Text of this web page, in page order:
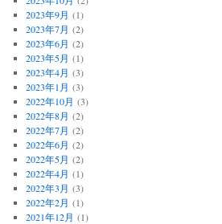
2023年9月 (1)
2023年7月 (2)
2023年6月 (2)
2023年5月 (1)
2023年4月 (3)
2023年1月 (3)
2022年10月 (3)
2022年8月 (2)
2022年7月 (2)
2022年6月 (2)
2022年5月 (2)
2022年4月 (1)
2022年3月 (3)
2022年2月 (1)
2021年12月 (1)